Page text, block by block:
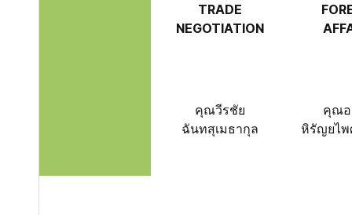
TRADE
NEGOTIATION
คุณวีรชัย
ฉันทสุเมธากุล
คุณอ
หิรัญยไ